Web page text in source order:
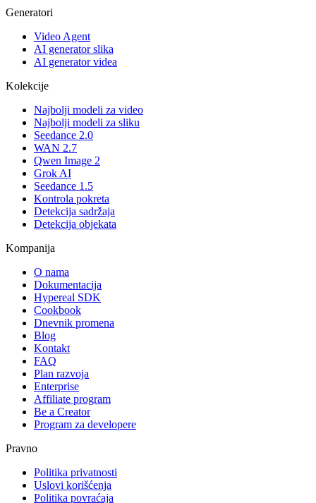
Generatori
Video Agent
AI generator slika
AI generator videa
Kolekcije
Najbolji modeli za video
Najbolji modeli za sliku
Seedance 2.0
WAN 2.7
Qwen Image 2
Grok AI
Seedance 1.5
Kontrola pokreta
Detekcija sadržaja
Detekcija objekata
Kompanija
O nama
Dokumentacija
Hypereal SDK
Cookbook
Dnevnik promena
Blog
Kontakt
FAQ
Plan razvoja
Enterprise
Affiliate program
Be a Creator
Program za developere
Pravno
Politika privatnosti
Uslovi korišćenja
Politika povraćaja